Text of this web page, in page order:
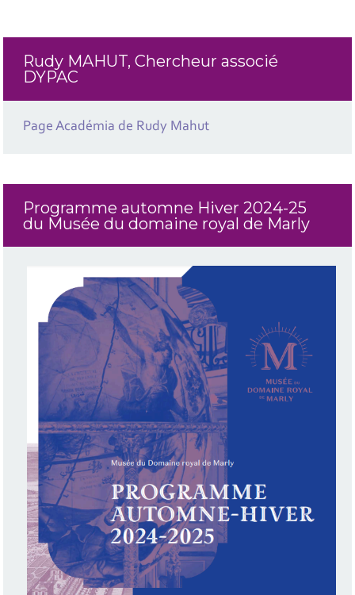
Rudy MAHUT, Chercheur associé
DYPAC
Page Académia de Rudy Mahut
Programme automne Hiver 2024-25
du Musée du domaine royal de Marly